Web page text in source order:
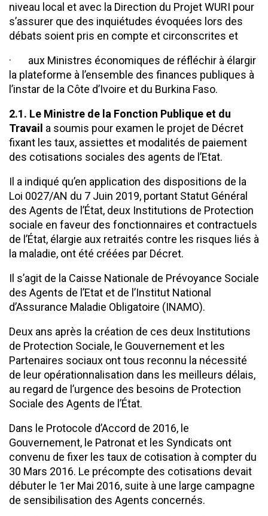
niveau local et avec la Direction du Projet WURI pour
s’assurer que des inquiétudes évoquées lors des
débats soient pris en compte et circonscrites et
· aux Ministres économiques de réfléchir à élargir
la plateforme à l’ensemble des finances publiques à
l’instar de la Côte d’Ivoire et du Burkina Faso.
2.1. Le Ministre de la Fonction Publique et du
Travail a soumis pour examen le projet de Décret
fixant les taux, assiettes et modalités de paiement
des cotisations sociales des agents de l’Etat.
Il a indiqué qu’en application des dispositions de la
Loi 0027/AN du 7 Juin 2019, portant Statut Général
des Agents de l’État, deux Institutions de Protection
sociale en faveur des fonctionnaires et contractuels
de l’État, élargie aux retraités contre les risques liés à
la maladie, ont été créées par Décret.
Il s’agit de la Caisse Nationale de Prévoyance Sociale
des Agents de l’Etat et de l’Institut National
d’Assurance Maladie Obligatoire (INAMO).
Deux ans après la création de ces deux Institutions
de Protection Sociale, le Gouvernement et les
Partenaires sociaux ont tous reconnu la nécessité
de leur opérationnalisation dans les meilleurs délais,
au regard de l’urgence des besoins de Protection
Sociale des Agents de l’État.
Dans le Protocole d’Accord de 2016, le
Gouvernement, le Patronat et les Syndicats ont
convenu de fixer les taux de cotisation à compter du
30 Mars 2016. Le précompte des cotisations devait
débuter le 1er Mai 2016, suite à une large campagne
de sensibilisation des Agents concernés.